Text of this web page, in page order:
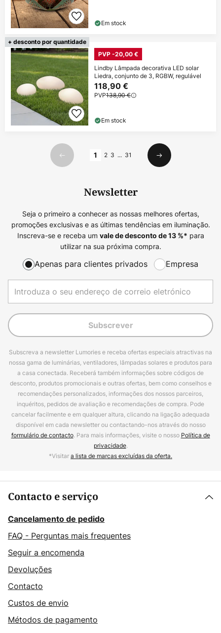
Em stock
+ desconto por quantidade
PVP -20,00 €
Lindby Lâmpada decorativa LED solar
Liedra, conjunto de 3, RGBW, regulável
118,90 €
PVP138,90 €
Em stock
Anterior
1 2 3 ... 31
Seguinte
Newsletter
Seja o primeiro a conhecer as nossas melhores ofertas,
promoções exclusivas e as últimas tendências em iluminação.
Inscreva-se e receba um vale de desconto de13%* para
utilizar na sua próxima compra.
Apenas para clientes privados Empresa
Subscrever
Subscreva a newsletter Lumories e receba ofertas especiais atractivas na
nossa gama de luminárias, ventiladores, lâmpadas solares e produtos para
a casa conectada. Receberá também informações sobre códigos de
desconto, produtos promocionais e outras ofertas, bem como conselhos e
recomendações personalizados, informações dos nossos parceiros,
inquéritos, pedidos de avaliação e recomendações de compra. Pode
cancelar facilmente e em qualquer altura, clicando na ligação adequada
disponível em cada newsletter ou contactando-nos através do nosso
formulário de contacto. Para mais informações, visite o nosso Política de
privacidade.
*Visitara lista de marcas excluídas da oferta.
Contacto e serviço
Cancelamento de pedido
FAQ - Perguntas mais frequentes
Seguir a encomenda
Devoluções
Contacto
Custos de envio
Métodos de pagamento